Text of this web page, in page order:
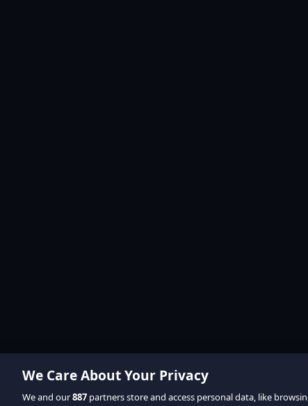
We Care About Your Privacy
We and our887 partners store and access personal data, like